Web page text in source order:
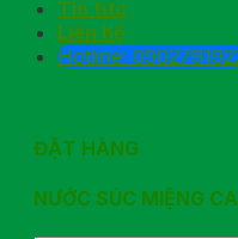
Tin tức
Liên hệ
Hotline:
ĐẶT HÀNG
NƯỚC SÚC MIỆNG